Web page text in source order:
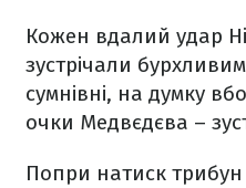
Кожен вдалий удар
зустрічали
сумнівні, на думку
очки Медвєдєва –
Попри натиск